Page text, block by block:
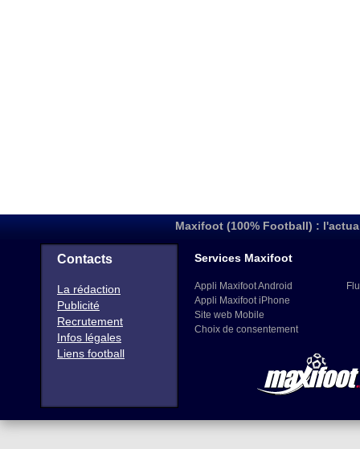
Maxifoot (100% Football) :
Contacts
La rédaction
Publicité
Recrutement
Infos légales
Liens football
Services Maxifoot
Appli Maxifoot Android
Appli Maxifoot iPhone
Site web Mobile
Choix de consentement